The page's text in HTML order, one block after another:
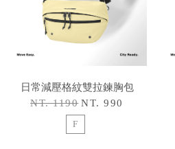
日常減壓格紋雙拉鍊胸包
NT. 1190 NT. 990
F